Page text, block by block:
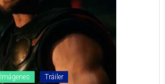
Imágenes Tráiler